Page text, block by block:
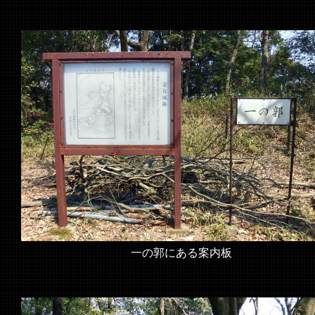
一の郭にある案内板